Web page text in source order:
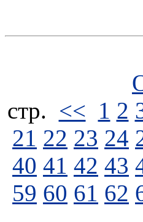
стp. << 1 2
21 22 23 24
40 41 42 43
59 60 61 62